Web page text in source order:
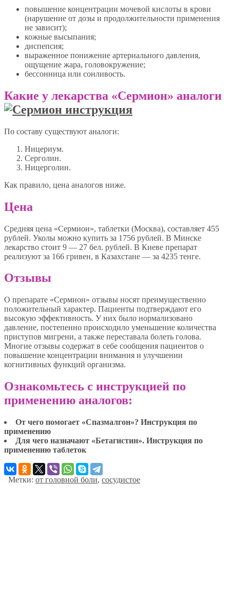
повышение концентрации мочевой кислоты в крови
(нарушение от дозы и продолжительности применения
не зависит);
кожные высыпания;
диспепсия;
выраженное понижение артериального давления,
ощущение жара, головокружение;
бессонница или сонливость.
Какие у лекарства «Сермион» аналоги
По составу существуют аналоги:
Ницериум.
Серголин.
Ницерголин.
Как правило, цена аналогов ниже.
Цена
Средняя цена «Сермион», таблетки (Москва), составляет 455
рублей. Уколы можно купить за 1756 рублей. В Минске
лекарство стоит 9 — 27 бел. рублей. В Киеве препарат
реализуют за 166 гривен, в Казахстане — за 4235 тенге.
Отзывы
О препарате «Сермион» отзывы носят преимущественно
положительный характер. Пациенты подтверждают его
высокую эффективность. У них было нормализовано
давление, постепенно происходило уменьшение количества
приступов мигрени, а также переставала болеть голова.
Многие отзывы содержат в себе сообщения пациентов о
повышение концентрации внимания и улучшении
когнитивных функций организма.
Ознакомьтесь с инструкцией по
применению аналогов:
От чего помогает «Спазмалгон»? Инструкция по
применению
Для чего назначают «Бетагистин». Инструкция по
применению таблеток
Метки: от головной боли, сосудистое